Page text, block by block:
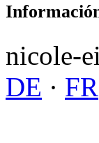
nicole-
DE · FR